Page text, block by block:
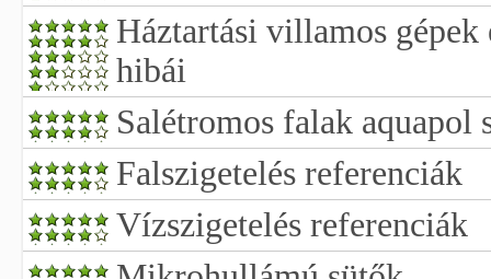
Háztartási villamos
hibái
Salétromos falak aquapol
Falszigetelés referenciák
Vízszigetelés referenciák